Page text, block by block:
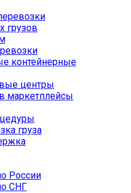
грузов
контейнерные
центры
маркетплейсы
груза
России
СНГ